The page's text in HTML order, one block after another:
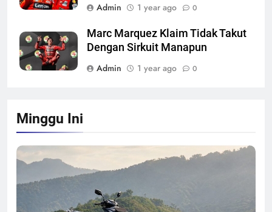
Admin
1 year ago 0
Marc Marquez Klaim Tidak Takut
Dengan Sirkuit Manapun
Admin
1 year ago 0
Minggu Ini